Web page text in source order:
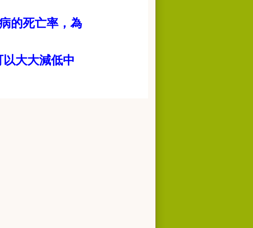
的死亡率，為
以大大減低中